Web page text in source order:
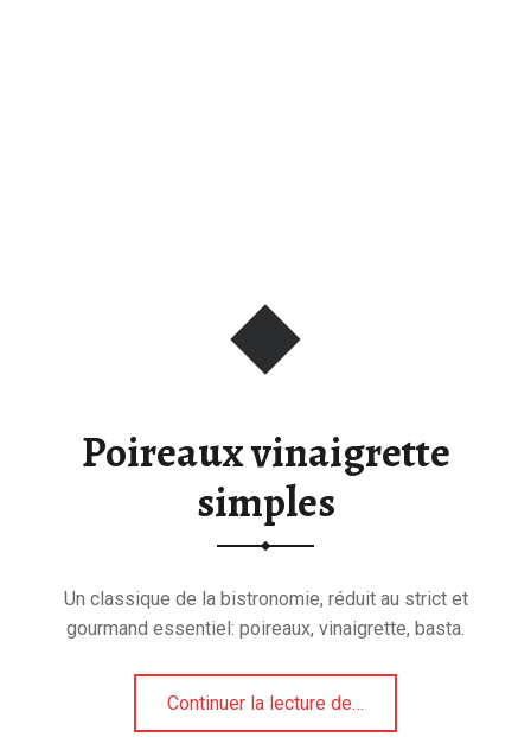
Poireaux vinaigrette
simples
Un classique de la bistronomie, réduit au strict et
gourmand essentiel: poireaux, vinaigrette, basta.
Continuer la lecture de…